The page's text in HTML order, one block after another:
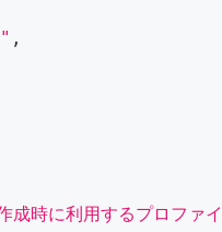
,
成時に利用するプロファ